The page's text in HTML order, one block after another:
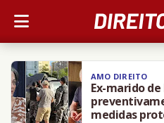
AMO DIREITO
Ex-marido
medidas